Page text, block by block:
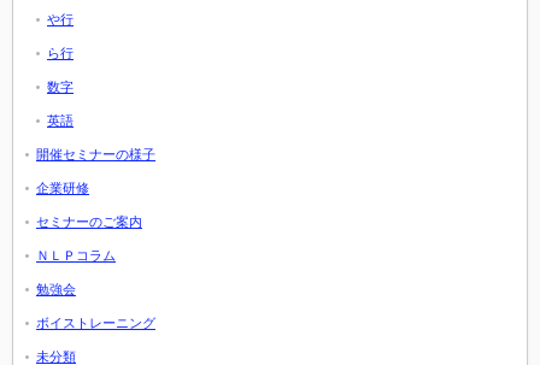
や行
ら行
数字
英語
開催セミナーの様子
企業研修
セミナーのご案内
ＮＬＰコラム
勉強会
ボイストレーニング
未分類